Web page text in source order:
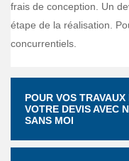
frais de conception. Un
étape de la réalisation.
concurrentiels.
POUR VOS
VOTRE DEVIS AVEC
SANS MOI